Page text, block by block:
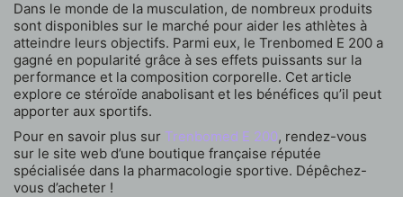
Dans le monde de la musculation, de nombreux produits
sont disponibles sur le marché pour aider les athlètes à
atteindre leurs objectifs. Parmi eux, le Trenbomed E 200 a
gagné en popularité grâce à ses effets puissants sur la
performance et la composition corporelle. Cet article
explore ce stéroïde anabolisant et les bénéfices qu’il peut
apporter aux sportifs.
Pour en savoir plus sur Trenbomed E 200, rendez-vous
sur le site web d’une boutique française réputée
spécialisée dans la pharmacologie sportive. Dépêchez-
vous d’acheter !